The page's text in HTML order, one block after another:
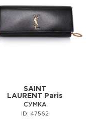
SAINT
LAURENT Paris
СУМКА
ID: 47562